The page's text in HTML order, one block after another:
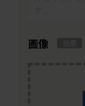
画像